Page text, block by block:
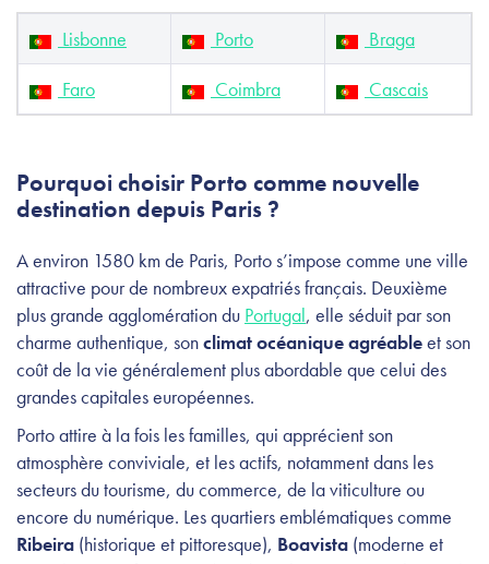
Lisbonne Porto
Braga
Faro
Coimbra Cascais
Pourquoi choisir Porto comme nouvelle
destination depuis Paris ?
A environ 1580 km de Paris, Porto s’impose comme une ville
attractive pour de nombreux expatriés français. Deuxième
plus grande agglomération du Portugal, elle séduit par son
charme authentique, sonclimat océanique agréableet son
coût de la vie généralement plus abordable que celui des
grandes capitales européennes.
Porto attire à la fois les familles, qui apprécient son
atmosphère conviviale, et les actifs, notamment dans les
secteurs du tourisme, du commerce, de la viticulture ou
encore du numérique. Les quartiers emblématiques comme
Ribeira (historique et pittoresque), Boavista (moderne et